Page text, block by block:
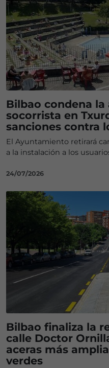
Bilbao condena la
socorrista en
sanciones contra
El Ayuntamiento retirará
a la instalación a los
24/07/2026
Bilbao finaliza la
calle Doctor
aceras más
verdes